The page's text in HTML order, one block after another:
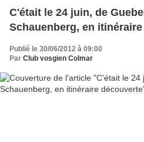
C'était le 24 juin, de
Schauenberg, en
Publié le 30/06/2012 à 09:00
Par Club vosgien Colmar